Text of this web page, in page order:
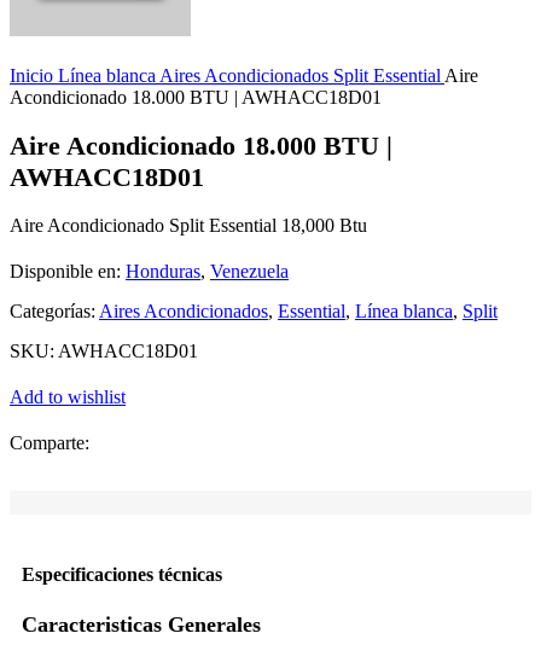
Inicio Línea blanca Aires Acondicionados Split Essential Aire
Acondicionado 18.000 BTU | AWHACC18D01
Aire Acondicionado 18.000 BTU |
AWHACC18D01
Aire Acondicionado Split Essential 18,000 Btu
Disponible en: Honduras, Venezuela
Categorías: Aires Acondicionados, Essential, Línea blanca, Split
SKU: AWHACC18D01
Add to wishlist
Comparte:
Especificaciones técnicas
Caracteristicas Generales